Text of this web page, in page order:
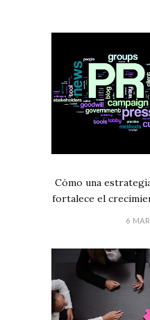
Cómo una
fortalece el
6